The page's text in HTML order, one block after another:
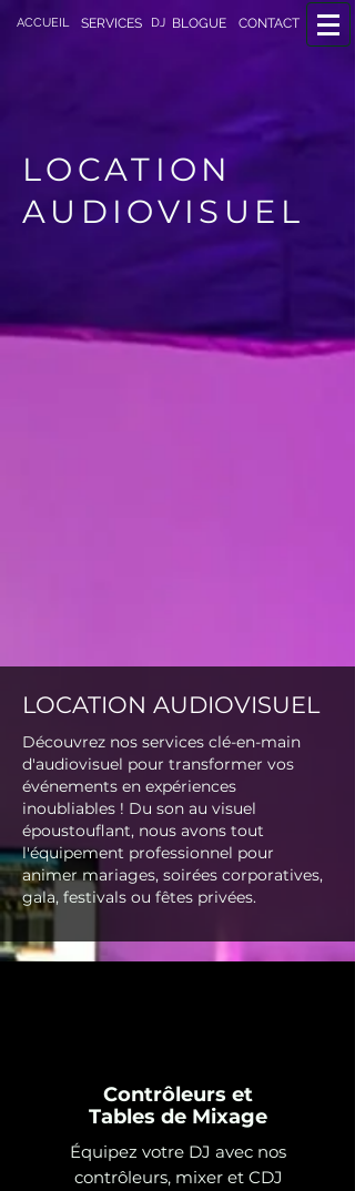
ACCUEIL SERVICES DJ BLOGUE CONTACT
LOCATION
AUDIOVISUEL
LOCATION AUDIOVISUEL
Découvrez nos services clé-en-main
d'audiovisuel pour transformer vos
événements en expériences
inoubliables ! Du son au visuel
époustouflant, nous avons tout
l'équipement professionnel pour
animer mariages, soirées corporatives,
gala, festivals ou fêtes privées.
Contrôleurs et
Tables de Mixage
Équipez votre DJ avec nos
contrôleurs, mixer et CDJ